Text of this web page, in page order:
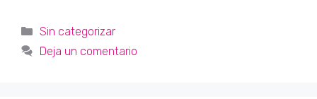
Categorías
Sin categorizar
Deja un comentario